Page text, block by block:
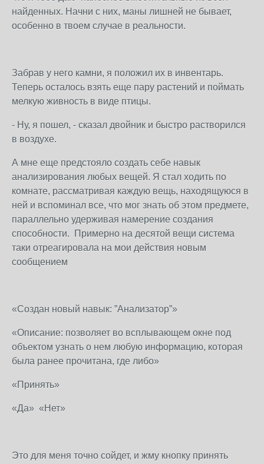
найденных. Начни с них, маны лишней не бывает,
особенно в твоем случае в реальности.
Забрав у него камни, я положил их в инвентарь.
Теперь осталось взять еще пару растений и поймать
мелкую живность в виде птицы.
- Ну, я пошел, - сказал двойник и быстро растворился
в воздухе.
А мне еще предстояло создать себе навык
анализирования любых вещей. Я стал ходить по
комнате, рассматривая каждую вещь, находящуюся в
ней и вспоминал все, что мог знать об этом предмете,
параллельно удерживая намерение создания
способности. Примерно на десятой вещи система
таки отреагировала на мои действия новым
сообщением
«Создан новый навык: ”Анализатор”»
«Описание: позволяет во всплывающем окне под
объектом узнать о нем любую информацию, которая
была ранее прочитана, где либо»
«Принять»
«Да» «Нет»
Это для меня точно сойдет, и жму кнопку принять